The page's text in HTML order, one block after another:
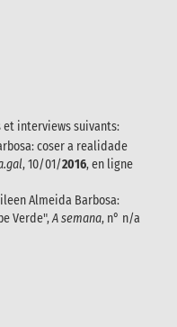
interviews suivants:
coser a realidade
, 10/01/2016, en ligne
Almeida Barbosa:
Verde",A semana, n° n/a